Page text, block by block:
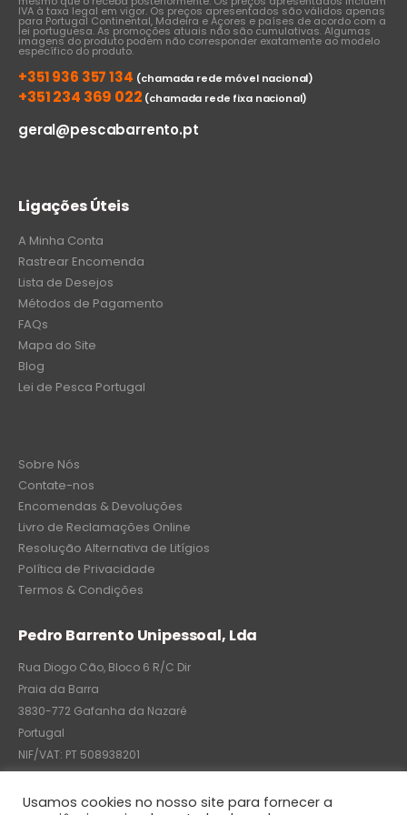
IVA à taxa legal em vigor. Os preços apresentados são válidos apenas
para Portugal Continental, Madeira e Açores e países de acordo com a
lei portuguesa. As promoções atuais não são cumulativas. Algumas
imagens do produto podem não corresponder exatamente ao modelo
específico do produto.
+351 936 357 134 (chamada rede móvel nacional)
+351 234 369 022 (chamada rede fixa nacional)
geral@pescabarrento.pt
Ligações Úteis
A Minha Conta
Rastrear Encomenda
Lista de Desejos
Métodos de Pagamento
FAQs
Mapa do Site
Blog
Lei de Pesca Portugal
Sobre Nós
Contate-nos
Encomendas & Devoluções
Livro de Reclamações Online
Resolução Alternativa de Litígios
Política de Privacidade
Termos & Condições
Pedro Barrento Unipessoal, Lda
Rua Diogo Cão, Bloco 6 R/C Dir
Praia da Barra
3830-772 Gafanha da Nazaré
Portugal
NIF/VAT: PT 508938201
C.R.C.: 7004-8522-6075
Usamos cookies no nosso site para fornecer a